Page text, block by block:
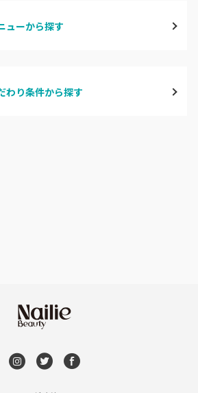
ューから探す
わり条件から探す